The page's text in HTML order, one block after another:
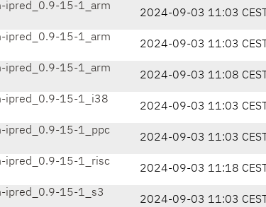
ipred_0.9-15-1_arm
2024-09-03 11:03 CEST
ipred_0.9-15-1_arm
2024-09-03 11:03 CEST
ipred_0.9-15-1_arm
2024-09-03 11:08 CEST
ipred_0.9-15-1_i38
2024-09-03 11:03 CEST
ipred_0.9-15-1_ppc
2024-09-03 11:03 CEST
ipred_0.9-15-1_risc
2024-09-03 11:18 CEST
ipred_0.9-15-1_s3
2024-09-03 11:03 CEST